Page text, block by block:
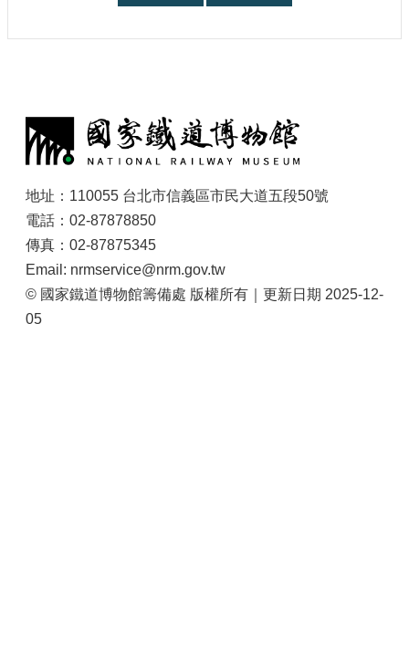
地址：110055 台北市信義區市民大道五段50號
電話：02-87878850
傳真：02-87875345
Email: nrmservice@nrm.gov.tw
© 國家鐵道博物館籌備處 版權所有｜更新日期 2025-12-
05